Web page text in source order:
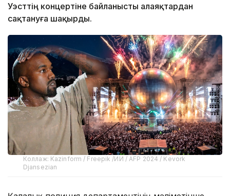
Уэсттің концертіне байланысты алаяқтардан
сақтануға шақырды.
Коллаж: Kazinform / Freepik /ИИ / AFP 2024 / Kevork
Djansezian